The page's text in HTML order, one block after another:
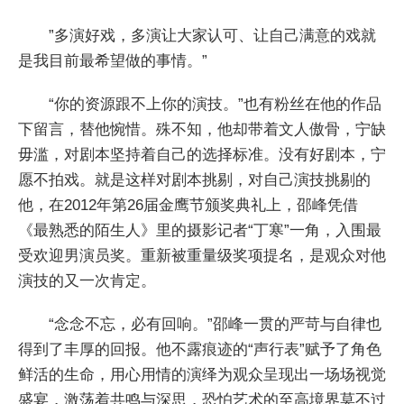
”多演好戏，多演让大家认可、让自己满意的戏就
是我目前最希望做的事情。”
“你的资源跟不上你的演技。”也有粉丝在他的作品
下留言，替他惋惜。殊不知，他却带着文人傲骨，宁缺
毋滥，对剧本坚持着自己的选择标准。没有好剧本，宁
愿不拍戏。就是这样对剧本挑剔，对自己演技挑剔的
他，在2012年第26届金鹰节颁奖典礼上，邵峰凭借
《最熟悉的陌生人》里的摄影记者“丁寒”一角，入围最
受欢迎男演员奖。重新被重量级奖项提名，是观众对他
演技的又一次肯定。
“念念不忘，必有回响。”邵峰一贯的严苛与自律也
得到了丰厚的回报。他不露痕迹的“声行表”赋予了角色
鲜活的生命，用心用情的演绎为观众呈现出一场场视觉
盛宴，激荡着共鸣与深思，恐怕艺术的至高境界莫不过